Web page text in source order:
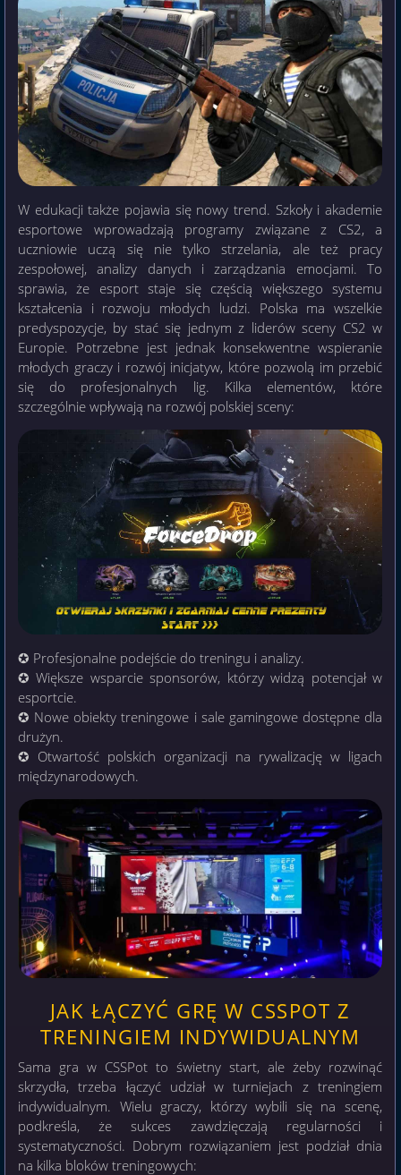
W edukacji także pojawia się nowy trend. Szkoły i akademie
esportowe wprowadzają programy związane z CS2, a
uczniowie uczą się nie tylko strzelania, ale też pracy
zespołowej, analizy danych i zarządzania emocjami. To
sprawia, że esport staje się częścią większego systemu
kształcenia i rozwoju młodych ludzi. Polska ma wszelkie
predyspozycje, by stać się jednym z liderów sceny CS2 w
Europie. Potrzebne jest jednak konsekwentne wspieranie
młodych graczy i rozwój inicjatyw, które pozwolą im przebić
się do profesjonalnych lig. Kilka elementów, które
szczególnie wpływają na rozwój polskiej sceny:
✪ Profesjonalne podejście do treningu i analizy.
✪ Większe wsparcie sponsorów, którzy widzą potencjał w
esportcie.
✪ Nowe obiekty treningowe i sale gamingowe dostępne dla
drużyn.
✪ Otwartość polskich organizacji na rywalizację w ligach
międzynarodowych.
JAK ŁĄCZYĆ GRĘ W CSSPOT Z
TRENINGIEM INDYWIDUALNYM
Sama gra w CSSPot to świetny start, ale żeby rozwinąć
skrzydła, trzeba łączyć udział w turniejach z treningiem
indywidualnym. Wielu graczy, którzy wybili się na scenę,
podkreśla, że sukces zawdzięczają regularności i
systematyczności. Dobrym rozwiązaniem jest podział dnia
na kilka bloków treningowych: